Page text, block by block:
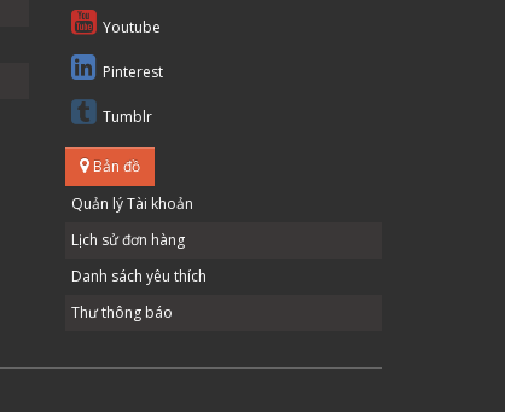
Youtube
Pinterest
Tumblr
Bản đồ
Quản lý Tài khoản
Lịch sử đơn hàng
Danh sách yêu thích
Thư thông báo